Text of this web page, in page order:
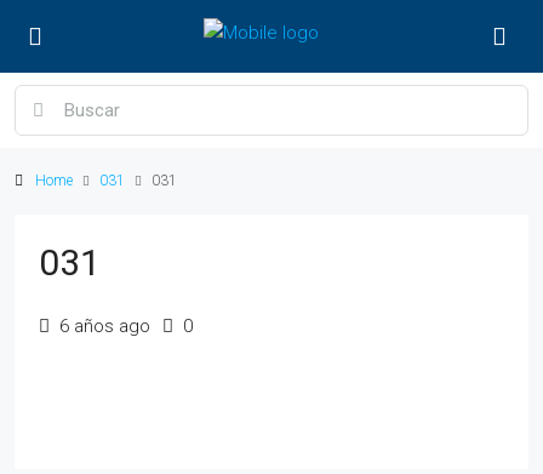
Home 031 031
031
6 años ago 0